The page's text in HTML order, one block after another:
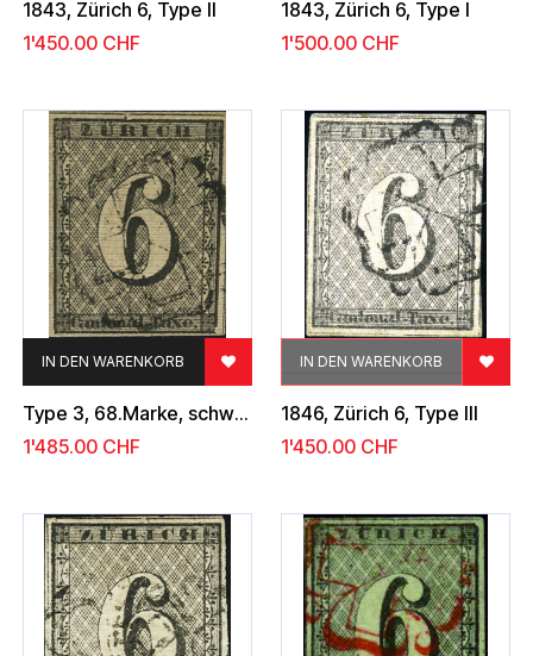
1843, Zürich 6, Type II
1'450.00 CHF
1843, Zürich 6, Type I
1'500.00CHF
Type 3, 68.Marke, schwarze Zürcher - Rosette
IN DEN WARENKORB
1'485.00 CHF
1846, Zürich 6, Type III
IN DEN WARENKORB
1'450.00CHF